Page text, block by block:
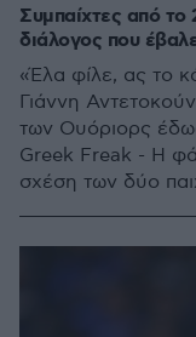
Συμπαίχτες από
διάλογος που
«Έλα φίλε, ας το
Γιάννη
των Ουόριορς
Greek Freak - Η
σχέση των δύο